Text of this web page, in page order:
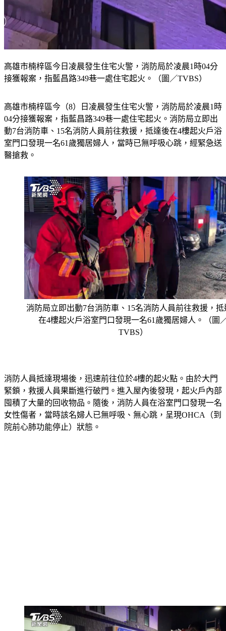
高雄市楠梓區今日凌晨發生住宅火警，消防局於凌晨1時04分
接獲報案，指藍昌路349巷一處住宅起火。（圖／TVBS）
高雄市楠梓區今（8）日凌晨發生住宅火警，消防局於凌晨1時
04分接獲報案，指藍昌路349巷一處住宅起火。消防局立即出
動7台消防車、15名消防人員前往救援，抵達後在4樓起火戶浴
室門口發現一名61歲獨居婦人，當時已無呼吸心跳，經緊急送
醫搶救。
消防局立即出動7台消防車、15名消防人員前往救援，抵
在4樓起火戶浴室門口發現一名61歲獨居婦人。（圖
TVBS）
消防人員抵達現場後，迅速前往位於4樓的起火點。由於大門
緊鎖，救援人員果斷進行破門。進入屋內後發現，起火戶內部
囤積了大量的回收物品。隨後，消防人員在浴室門口發現一名
女性傷者，當時該名婦人已無呼吸、無心跳，呈現OHCA（到
院前心肺功能停止）狀態。